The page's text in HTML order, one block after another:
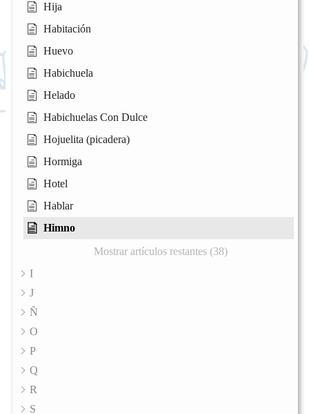
Hija
Habitación
Huevo
Habichuela
Helado
Habichuelas Con Dulce
Hojuelita (picadera)
Hormiga
Hotel
Hablar
Himno
Mostrar artículos restantes (38)
I
J
Ñ
O
P
Q
R
S